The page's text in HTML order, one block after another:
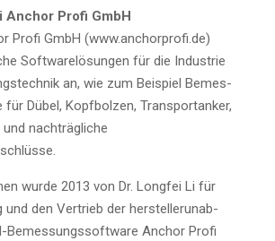
Anchor Pro­fi GmbH
Pro­fi GmbH (www.anchorprofi.de)
Soft­ware­lö­sun­gen für die Indus­trie
an, wie zum Bei­spiel Bemes­
Dübel, Kopf­bol­zen, Trans­por­tan­ker,
nach­träg­li­che
wur­de 2013 von Dr. Long­fei Li für
und den Ver­trieb der her­stel­ler­un­ab­
Bemes­sungs­soft­ware Anchor Pro­fi